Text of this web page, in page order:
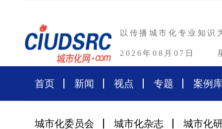
以传播城市化专业知识
2026年08月07日
首页 新闻 视点 专题 案例
城市化委员会 城市化杂志 城市化